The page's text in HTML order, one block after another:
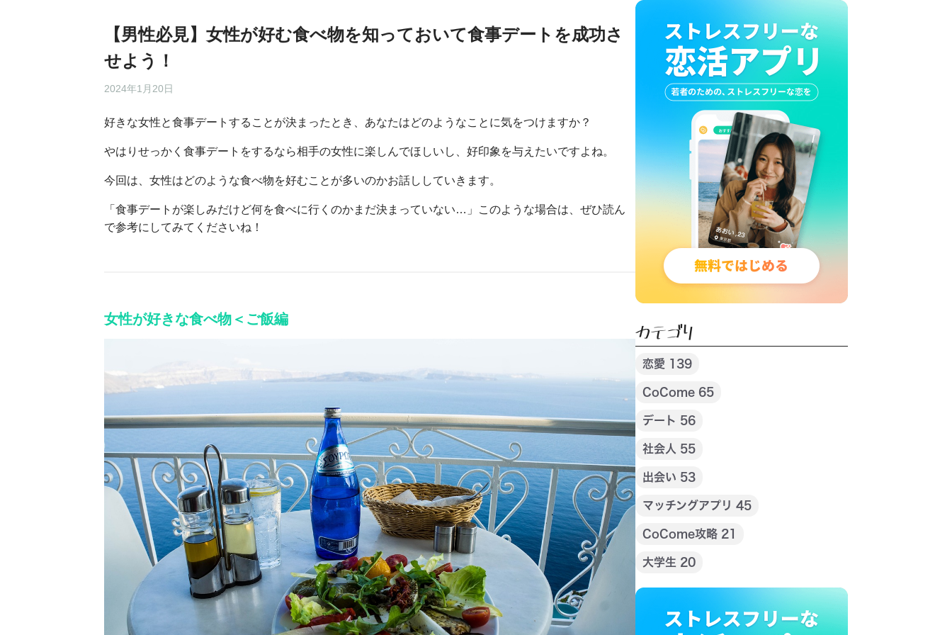
【男性必見】女性が好む食べ物を知っておいて食事デートを成功さ
せよう！
2024年1月20日
好きな女性と食事デートすることが決まったとき、あなたはどのようなことに気をつけますか？
やはりせっかく食事デートをするなら相手の女性に楽しんでほしいし、好印象を与えたいですよね。
今回は、女性はどのような食べ物を好むことが多いのかお話ししていきます。
「食事デートが楽しみだけど何を食べに行くのかまだ決まっていない…」このような場合は、ぜひ読ん
で参考にしてみてくださいね！
女性が好きな食べ物＜ご飯編
カテゴリ
恋愛 139
CoCome 65
デート 56
社会人 55
出会い 53
マッチングアプリ 45
CoCome攻略 21
大学生 20